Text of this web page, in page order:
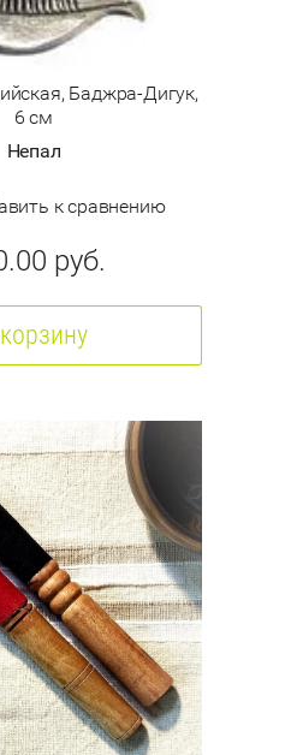
Баджра-Дигук,
6 см
Непал
к сравнению
руб.